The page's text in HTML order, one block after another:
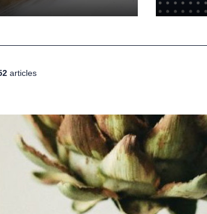
réflexion sur vos
articles